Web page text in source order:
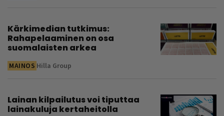
Kärkimedian tutkimus:
Rahapelaaminen on osa
suomalaisten arkea
MAINOS Hilla Group
Lainan kilpailutus voi tiputtaa
lainakuluja kertaheitolla